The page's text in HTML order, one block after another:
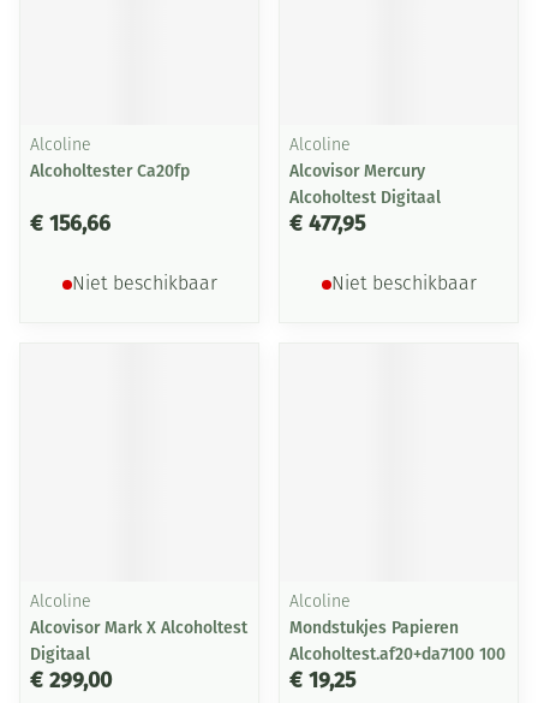
Alcoline
Alcoholtester Ca20fp
€ 156,66
Niet beschikbaar
Alcoline
Alcovisor Mercury
Alcoholtest Digitaal
€ 477,95
Niet beschikbaar
Alcoline
Alcovisor Mark X Alcoholtest
Digitaal
€ 299,00
Alcoline
Mondstukjes Papieren
Alcoholtest.af20+da7100 100
€ 19,25